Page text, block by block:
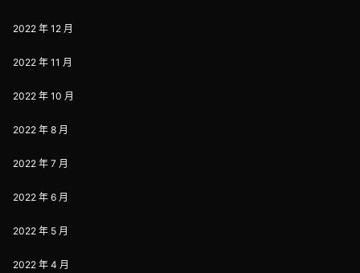
2022 年 12 月
2022 年 11 月
2022 年 10 月
2022 年 8 月
2022 年 7 月
2022 年 6 月
2022 年 5 月
2022 年 4 月